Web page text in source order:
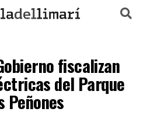
fiscalizan
del Parque
Peñones